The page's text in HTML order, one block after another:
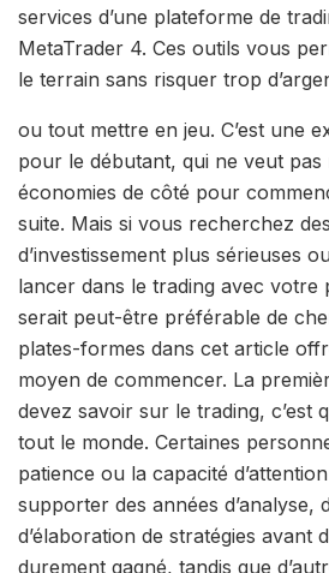
services d’une plateforme de
MetaTrader 4. Ces outils vous
le terrain sans risquer trop
ou tout mettre en jeu. C’est une
pour le débutant, qui ne veut pas
économies de côté pour
suite. Mais si vous recherchez
d’investissement plus sérieuses
lancer dans le trading avec votre
serait peut-être préférable de
plates-formes dans cet article
moyen de commencer. La
devez savoir sur le trading, c’est
tout le monde. Certaines
patience ou la capacité
supporter des années d’analyse,
d’élaboration de stratégies avant
durement gagné, tandis que